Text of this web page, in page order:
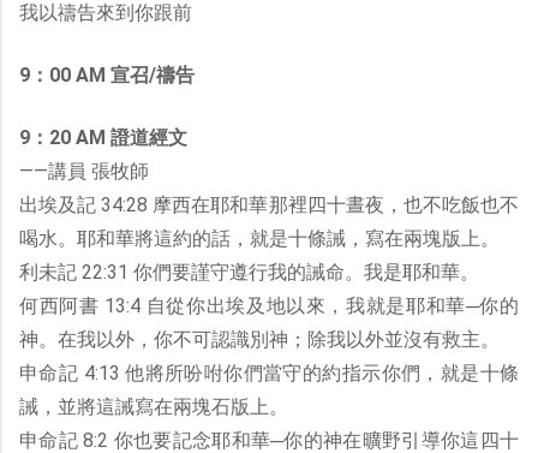
我以禱告來到你跟前
9：00 AM 宣召/禱告
9：20 AM 證道經文
——講員 張牧師
出埃及記 34:28 摩西在耶和華那裡四十晝夜，也不吃飯也不
喝水。耶和華將這約的話，就是十條誡，寫在兩塊版上。
利未記 22:31 你們要謹守遵行我的誡命。我是耶和華。
何西阿書 13:4 自從你出埃及地以來，我就是耶和華─你的
神。在我以外，你不可認識別神；除我以外並沒有救主。
申命記 4:13 他將所吩咐你們當守的約指示你們，就是十條
誡，並將這誡寫在兩塊石版上。
申命記 8:2 你也要記念耶和華─你的神在曠野引導你這四十